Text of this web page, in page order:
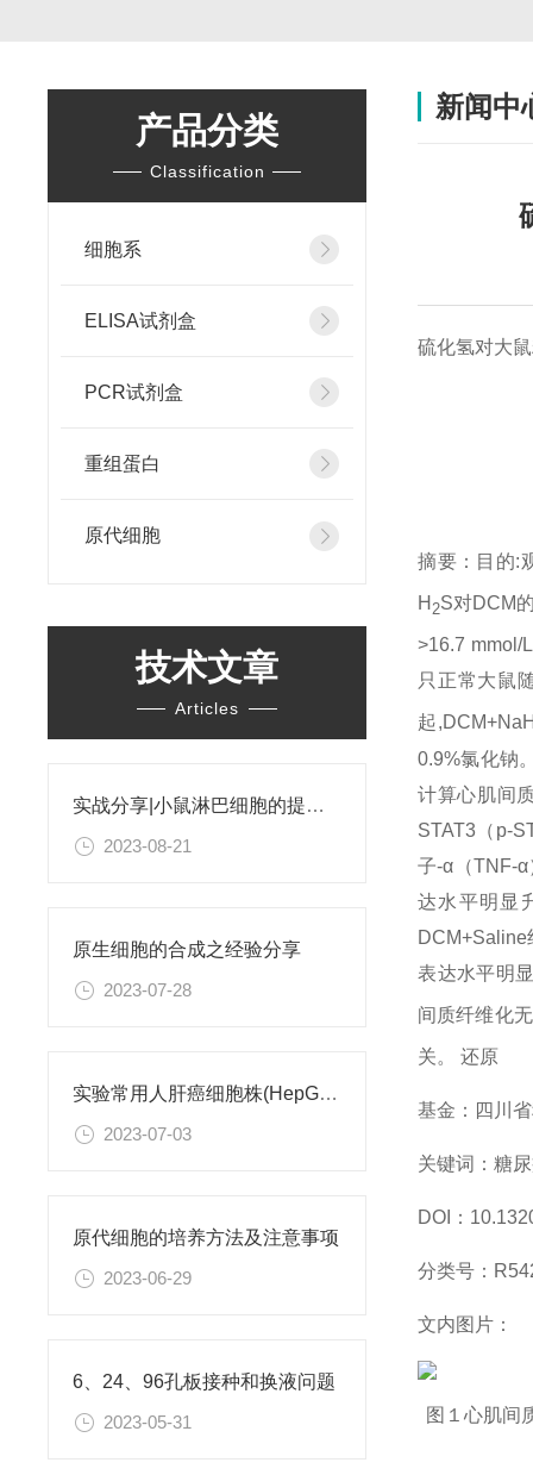
产品分类
Classification
细胞系
ELISA试剂盒
PCR试剂盒
重组蛋白
原代细胞
技术文章
Articles
实战分享|小鼠淋巴细胞的提取和分选之经验小结
2023-08-21
原生细胞的合成之经验分享
2023-07-28
实验常用人肝癌细胞株(HepG2/Hep3B,HuH-7,MHCC97H,PLC/PRF/5)怎么选？
2023-07-03
原代细胞的培养方法及注意事项
2023-06-29
6、24、96孔板接种和换液问题
2023-05-31
新闻中
硫化氢对大
摘要：目的:
H 2S对DCM
>16.7 mmol/
只正常大鼠
起
0.9%氯化钠
计算心肌间
STAT3（p-
子-α（TNF-
达水平明显
表达水平明
间质纤维化
关。 还原
基金：四川
关键词：糖
DOI：
分类号：
文内图片：
图１心肌间